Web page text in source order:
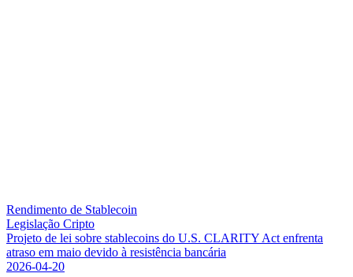
Rendimento de Stablecoin
Legislação Cripto
Projeto de lei sobre stablecoins do U.S. CLARITY Act enfrenta
atraso em maio devido à resistência bancária
2026-04-20